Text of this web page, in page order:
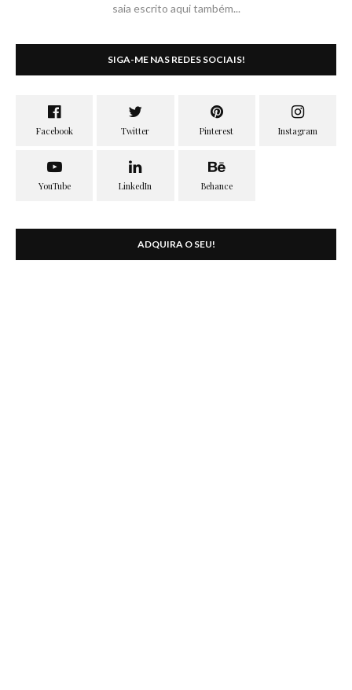
saia escrito aqui também...
SIGA-ME NAS REDES SOCIAIS!
ADQUIRA O SEU!